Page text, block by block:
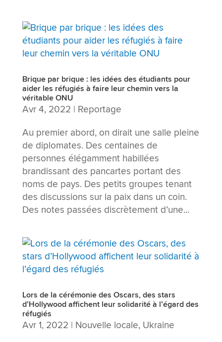
Brique par brique : les idées des étudiants pour
aider les réfugiés à faire leur chemin vers la
véritable ONU
Avr 4, 2022 | Reportage
Au premier abord, on dirait une salle pleine
de diplomates. Des centaines de
personnes élégamment habillées
brandissant des pancartes portant des
noms de pays. Des petits groupes tenant
des discussions sur la paix dans un coin.
Des notes passées discrètement d’une...
Lors de la cérémonie des Oscars, des stars
d’Hollywood affichent leur solidarité à l’égard des
réfugiés
Avr 1, 2022 | Nouvelle locale, Ukraine